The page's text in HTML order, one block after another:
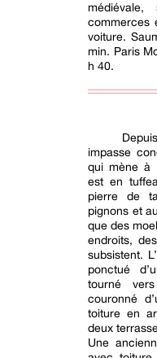
commerces
voiture.
min. Paris
h 40.
impasse
qui mène à
est en
pierre de
pignons et
que des
endroits,
subsistent.
ponctué
tourné
couronné
toiture en
deux
Une